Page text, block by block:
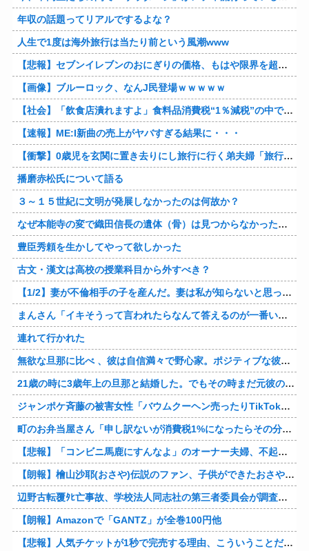
年収の話題ってリアルでするよな？
人生で1度は海外旅行は当たり前という風潮www
【悲報】セブンイレブンのおにぎりの価格、もはや限界を超える
【画像】ブルーロック、なんJ民登場ｗｗｗｗｗ
【社会】「飲食店潰れますよ」食料品消費税“1％減税”の中で上がる懸念 外食は10％で“9％”差に…一方で対象の弁当店でも悲痛な声「値下げできない…」
【速報】ME:I新曲の売上がヤバすぎる結果に・・・
【衝撃】0歳児を玄関に置き去りにし旅行に行く弟夫婦「旅行中、1ヶ月世話しろw」18年後に返せと言われ「お前らの子供、捨てたよ?」「は!?」
播磨赤松氏について語る
３～１５世紀に文明が発展しなかったのは何故か？
なぜ本能寺の変で織田信長の遺体（骨）は見つからなかったのか
豊臣秀頼を生かしてやって欲しかった
古文・漢文は高校の授業科目から外すべき？
【1/2】妻が不倫相手の子を産んだ。妻は私が知らないと思っている。遠方のため会うのは年に数回程度だが、今も不倫相手とは切れていない。そしてまもなく妻は不倫相手に会いに行く…
まんさん「イキそうって言われたらなんて答えるのが一番いい？」
連れて行かれた
無欲な旦那に比べ 、彼は自信満々で野心家。ポジティブな彼に惹かれバイト後や休みの日に会うようになり、男女の関係になるまで時間はいらなかった… だが彼はただのバカだったｗ
21歳の時に3歳年上の旦那と結婚した。でもその時まだ元彼のこと忘れられなくて、元彼の再アタックに負けて浮気しちゃって… でも結局ばれて旦那の辛そうな姿見て初めて後悔した…
ジャンポケ斉藤の被害女性「バウムクーヘン売ったりTikTokライブしててムカついたから示談しなかった」
町のお弁当屋さん「申し訳ないが消費税1%になったらその分商品代を値上げするわ」 「うちも！」
【悲報】「コンビニ馬鹿にすんなよ」のオーナー夫婦、不起訴ｗｗｗｗｗｗｗｗ
【朗報】檜山沙耶(おさや)伝説のファン、子供ができたおさやへの正直な気持ちを語るｗ
辺野古転覆ﾀﾋ亡事故、学校法人同志社の第三者委員会が調査報告書を公表 … 安全配慮義務違反や安全管理に関する検証を妨げた組織風土の存在を指摘
【朗報】Amazonで「GANTZ」が全巻100円他
【悲報】人気チケットが1秒で完売する理由、こういうことだったｗｗｗｗ他